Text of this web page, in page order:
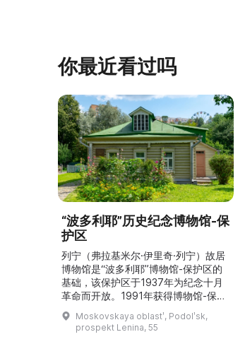
你最近看过吗
“波多利耶”历史纪念博物馆-保
护区
列宁（弗拉基米尔·伊里奇·列宁）故居
博物馆是“波多利耶”博物馆-保护区的
基础，该保护区于1937年为纪念十月
革命而开放。1991年获得博物馆-保护
区的地位。展览展示了19—20世纪波
多尔斯克的历史、文化与生活，以及周
边地区珍贵的考古遗址。博物馆的保护
Moskovskaya oblastʹ, Podolʹsk,
prospekt Lenina, 55